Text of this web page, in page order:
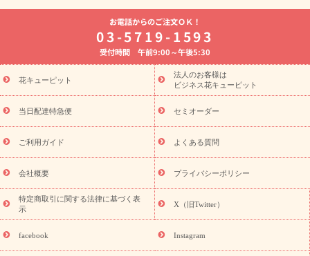
よく贈られる花
お祝いの花特集
誕生日フラワーギフト特集
8月の誕生花(トルコキキョウ)
開店・開業祝い
お供え・お悔やみ お供え・お悔やみの花
通夜・葬儀に贈る花 胡蝶蘭・花鉢
ーブドフラワー
季節のイベント
ひまわり ギフト・プレゼント
特集
お盆 花（新盆・初盆） 季節のイベント
お盆 花（新
盆・初盆）
お盆 花（新盆・初盆）
お盆・お供え 花とセットギ
フト
お盆・お供え プリザーブドフラワー
ひまわり ギフト・プ
レゼント特集
夏の花贈り・お中元・暑中見舞い 花のギフト特集
敬老の日におくる花ギフト・プレゼント特集
花ギフト・プレゼント特集
敬老の日 花のおすすめランキング
敬
老の日 花鉢植えのギフト・プレゼント特集
敬老の日 花とセットギ
フト・プレゼント特集
敬老の日の花 全てのギフト一覧
キャン
ペーン
「きょう誕生日なんです」キャンペーン
探す
誕生日フラワーギフト 誕生日フラワーギフト特集
誕生
日フラワーギフト商品一覧
ユリ トルコキキョウ
誕生花(トルコキキョウ)
9月の誕生花(リンドウ)
誕生日セット
お電話からのご注文ＯＫ！
03-5719-1593
受付時間 午前9:00～午後5:30
花キューピット
法人のお客様は
ビジネス花キューピット
当日配達特急便 セミオーダー
ご利用ガイド よくある質問
会社概要 プライバシーポリシー
特定商取引に関する法律に基づく表
示
X（旧Twitter）
facebook Instagram